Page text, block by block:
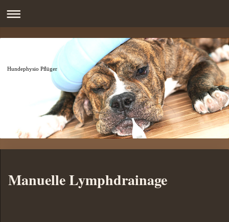
Hundephysio Pflüger
Manuelle Lymphdrainage